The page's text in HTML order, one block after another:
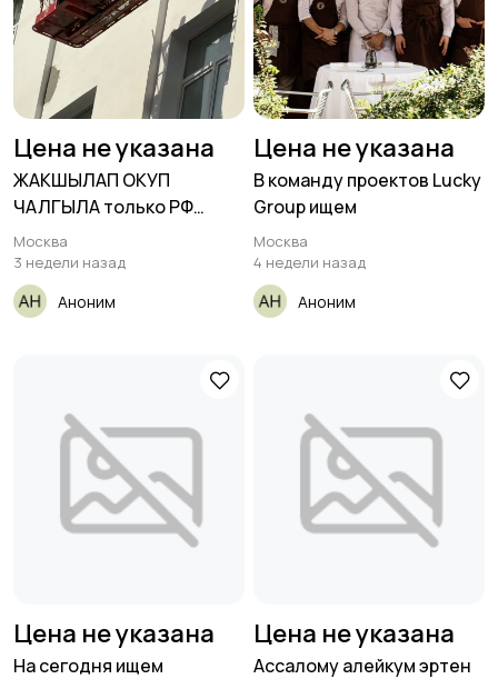
Цена не указана
ЖАКШЫЛАП ОКУП
ЧАЛГЫЛА только РФ
паспорт
Москва
3 недели назад
Аноним
Цена не указана
В команду проектов Lucky
Group ищем
Москва
4 недели назад
Аноним
Цена не указана
На сегодня ищем
Цена не указана
Ассалому алейкум эртен